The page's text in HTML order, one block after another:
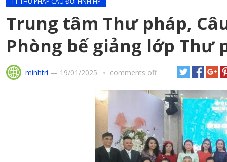
Trung tâm Thư pháp,
Phòng bế giảng lớp Thư
minhtri — 19/01/2025 comments off